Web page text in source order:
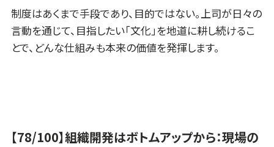
制度はあくまで手段であり、目的ではない。上司が日々の
言動を通じて、目指したい「文化」を地道に耕し続けるこ
とで、どんな仕組みも本来の価値を発揮します。
【78/100】組織開発はボトムアップから：現場の